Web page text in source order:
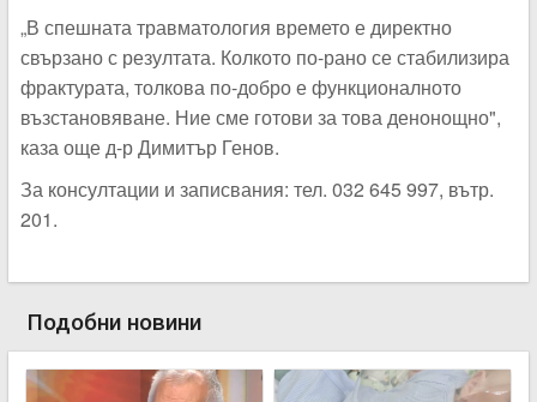
„В спешната травматология времето е директно
свързано с резултата. Колкото по-рано се стабилизира
фрактурата, толкова по-добро е функционалното
възстановяване. Ние сме готови за това денонощно",
каза още д-р Димитър Генов.
За консултации и записвания: тел. 032 645 997, вътр.
201.
Подобни новини